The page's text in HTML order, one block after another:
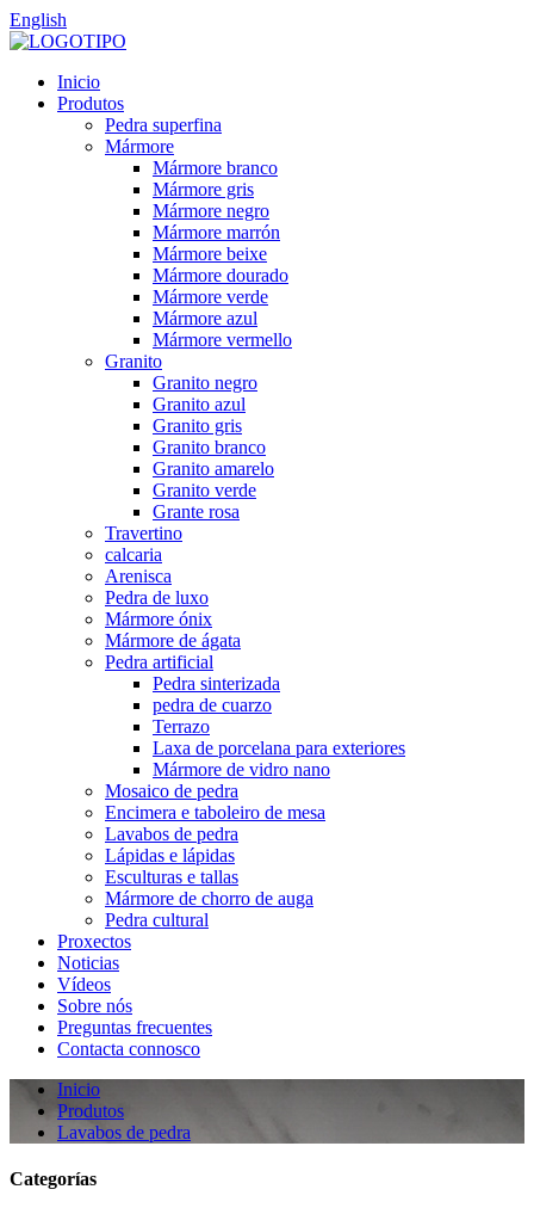
English
Inicio
Produtos
Pedra superfina
Mármore
Mármore branco
Mármore gris
Mármore negro
Mármore marrón
Mármore beixe
Mármore dourado
Mármore verde
Mármore azul
Mármore vermello
Granito
Granito negro
Granito azul
Granito gris
Granito branco
Granito amarelo
Granito verde
Grante rosa
Travertino
calcaria
Arenisca
Pedra de luxo
Mármore ónix
Mármore de ágata
Pedra artificial
Pedra sinterizada
pedra de cuarzo
Terrazo
Laxa de porcelana para exteriores
Mármore de vidro nano
Mosaico de pedra
Encimera e taboleiro de mesa
Lavabos de pedra
Lápidas e lápidas
Esculturas e tallas
Mármore de chorro de auga
Pedra cultural
Proxectos
Noticias
Vídeos
Sobre nós
Preguntas frecuentes
Contacta connosco
Inicio
Produtos
Lavabos de pedra
Categorías